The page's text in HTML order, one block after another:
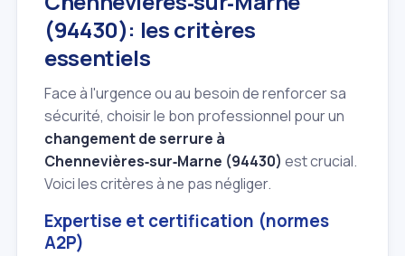
(94430): les critères
essentiels
Face à l'urgence ou au besoin de renforcer sa
sécurité, choisir le bon professionnel pour un
changement de serrure à
Chennevières‑sur‑Marne (94430) est crucial.
Voici les critères à ne pas négliger.
Expertise et certification (normes
A2P)